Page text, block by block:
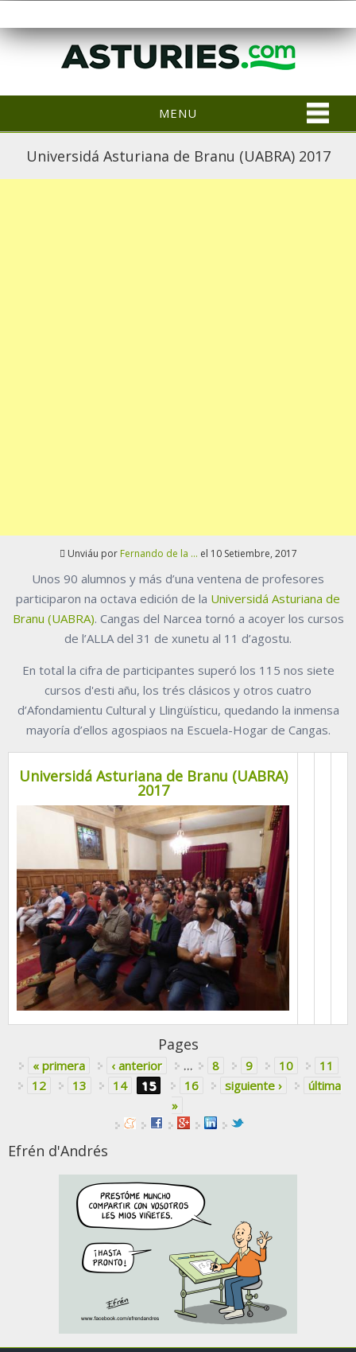
MENU
Universidá Asturiana de Branu (UABRA) 2017
Unviáu por Fernando de la ... el 10 Setiembre, 2017
Unos 90 alumnos y más d’una ventena de profesores
participaron na octava edición de la Universidá Asturiana de
Branu (UABRA). Cangas del Narcea tornó a acoyer los cursos
de l’ALLA del 31 de xunetu al 11 d’agostu.
En total la cifra de participantes superó los 115 nos siete
cursos d'esti añu, los trés clásicos y otros cuatro
d’Afondamientu Cultural y Llingüísticu, quedando la inmensa
mayoría d’ellos agospiaos na Escuela-Hogar de Cangas.
Universidá Asturiana de Branu (UABRA)
2017
Pages
« primera ‹ anterior … 8 9 10
11
12
13 14 15 16 siguiente ›
última
»
Efrén d'Andrés